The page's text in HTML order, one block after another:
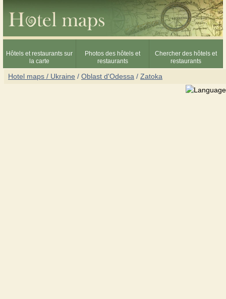
Hôtels et restaurants sur
la carte
Photos des hôtels et
restaurants
Chercher des hôtels et
restaurants
Hotel maps / Ukraine / Oblast d'Odessa / Zatoka